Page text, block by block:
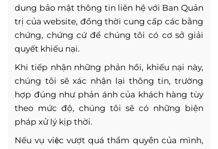
dung bảo mật thông tin liên hệ với Ban Quản
trị của website, đồng thời cung cấp các bằng
chứng, chứng cứ để chúng tôi có cơ sở giải
quyết khiếu nại.
Khi tiếp nhận những phản hồi, khiếu nại này,
chúng tôi sẽ xác nhận lại thông tin, trường
hợp đúng như phản ánh của khách hàng tùy
theo mức độ, chúng tôi sẽ có những biện
pháp xử lý kịp thời.
Nếu vụ việc vượt quá thẩm quyền của mình,